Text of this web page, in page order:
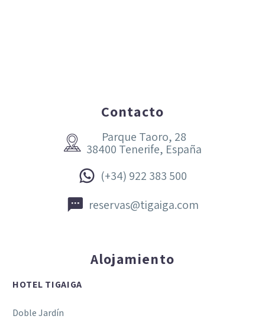
Contacto


Parque Taoro, 28
38400 Tenerife, España

 (+34) 922 383 500

 reservas@tigaiga.com
Alojamiento
HOTEL TIGAIGA
Doble Jardín